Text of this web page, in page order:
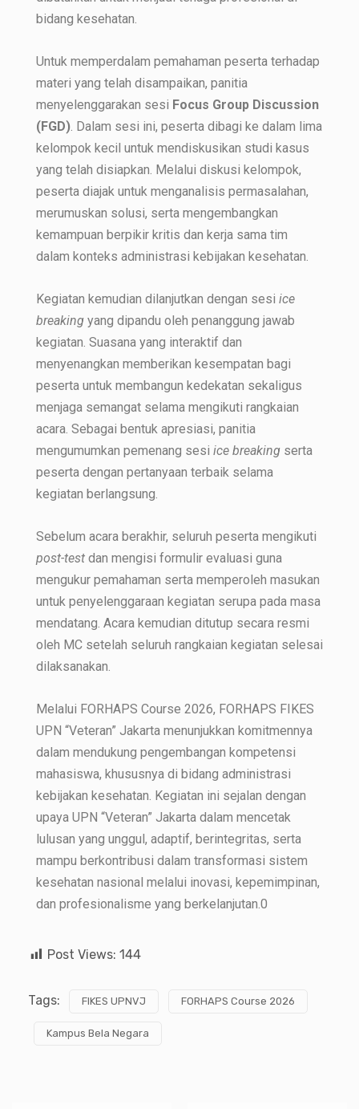
bidang kesehatan.
Untuk memperdalam pemahaman peserta terhadap
materi yang telah disampaikan, panitia
menyelenggarakan sesi Focus Group Discussion
(FGD). Dalam sesi ini, peserta dibagi ke dalam lima
kelompok kecil untuk mendiskusikan studi kasus
yang telah disiapkan. Melalui diskusi kelompok,
peserta diajak untuk menganalisis permasalahan,
merumuskan solusi, serta mengembangkan
kemampuan berpikir kritis dan kerja sama tim
dalam konteks administrasi kebijakan kesehatan.
Kegiatan kemudian dilanjutkan dengan sesi ice
breaking yang dipandu oleh penanggung jawab
kegiatan. Suasana yang interaktif dan
menyenangkan memberikan kesempatan bagi
peserta untuk membangun kedekatan sekaligus
menjaga semangat selama mengikuti rangkaian
acara. Sebagai bentuk apresiasi, panitia
mengumumkan pemenang sesi ice breaking serta
peserta dengan pertanyaan terbaik selama
kegiatan berlangsung.
Sebelum acara berakhir, seluruh peserta mengikuti
post-test dan mengisi formulir evaluasi guna
mengukur pemahaman serta memperoleh masukan
untuk penyelenggaraan kegiatan serupa pada masa
mendatang. Acara kemudian ditutup secara resmi
oleh MC setelah seluruh rangkaian kegiatan selesai
dilaksanakan.
Melalui FORHAPS Course 2026, FORHAPS FIKES
UPN “Veteran” Jakarta menunjukkan komitmennya
dalam mendukung pengembangan kompetensi
mahasiswa, khususnya di bidang administrasi
kebijakan kesehatan. Kegiatan ini sejalan dengan
upaya UPN “Veteran” Jakarta dalam mencetak
lulusan yang unggul, adaptif, berintegritas, serta
mampu berkontribusi dalam transformasi sistem
kesehatan nasional melalui inovasi, kepemimpinan,
dan profesionalisme yang berkelanjutan.0
Post Views: 144
Tags: FIKES UPNVJ FORHAPS Course 2026
Kampus Bela Negara